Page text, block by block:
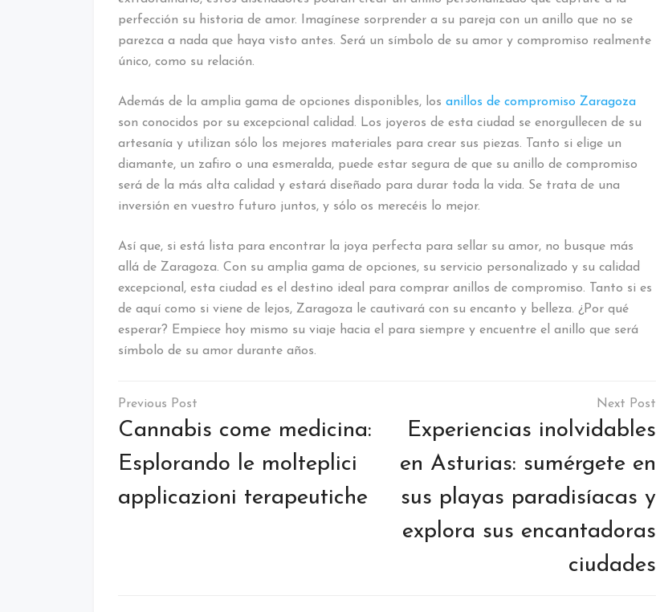
perfección su historia de amor. Imagínese sorprender a su pareja con un anillo que no se
parezca a nada que haya visto antes. Será un símbolo de su amor y compromiso realmente
único, como su relación.
Además de la amplia gama de opciones disponibles, los anillos de compromiso Zaragoza
son conocidos por su excepcional calidad. Los joyeros de esta ciudad se enorgullecen de su
artesanía y utilizan sólo los mejores materiales para crear sus piezas. Tanto si elige un
diamante, un zafiro o una esmeralda, puede estar segura de que su anillo de compromiso
será de la más alta calidad y estará diseñado para durar toda la vida. Se trata de una
inversión en vuestro futuro juntos, y sólo os merecéis lo mejor.
Así que, si está lista para encontrar la joya perfecta para sellar su amor, no busque más
allá de Zaragoza. Con su amplia gama de opciones, su servicio personalizado y su calidad
excepcional, esta ciudad es el destino ideal para comprar anillos de compromiso. Tanto si es
de aquí como si viene de lejos, Zaragoza le cautivará con su encanto y belleza. ¿Por qué
esperar? Empiece hoy mismo su viaje hacia el para siempre y encuentre el anillo que será
símbolo de su amor durante años.
Navegación
de
entradas
Cannabis come medicina:
Esplorando le molteplici
applicazioni terapeutiche
Experiencias inolvidables
en Asturias: sumérgete en
sus playas paradisíacas y
explora sus encantadoras
ciudades